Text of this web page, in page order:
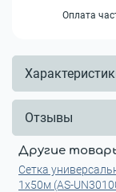
Оплата
Отзывы
Другие
Сетка
1х50м (AS-